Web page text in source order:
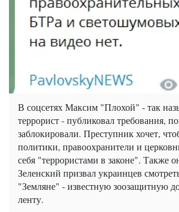
В соцсетях Максим "Плохой" - так
террорист - публиковал требования,
заблокировали. Преступник хочет,
политики, правоохранители и
себя "террористами в законе". Также
Зеленский призвал украинцев
"Земляне" - известную зоозащитную
ленту.